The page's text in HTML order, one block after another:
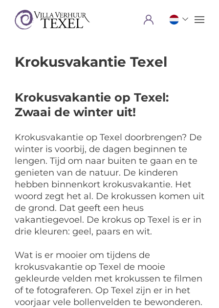
Menu
Krokusvakantie Texel
Krokusvakantie op Texel:
Zwaai de winter uit!
Krokusvakantie op Texel doorbrengen? De
winter is voorbij, de dagen beginnen te
lengen. Tijd om naar buiten te gaan en te
genieten van de natuur. De kinderen
hebben binnenkort krokusvakantie. Het
woord zegt het al. De krokussen komen uit
de grond. Dat geeft een heus
vakantiegevoel. De krokus op Texel is er in
drie kleuren: geel, paars en wit.
Wat is er mooier om tijdens de
krokusvakantie op Texel de mooie
gekleurde velden met krokussen te filmen
of te fotograferen. Op Texel zijn er in het
voorjaar vele bollenvelden te bewonderen.